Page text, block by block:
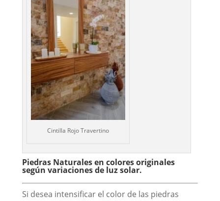
Cintilla Rojo Travertino
Piedras Naturales en colores originales
según variaciones de luz solar.
Si desea intensificar el color de las piedras